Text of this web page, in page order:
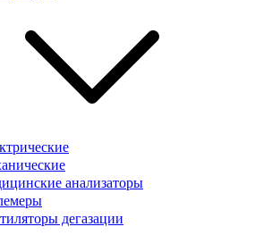
анализаторы
дегазации